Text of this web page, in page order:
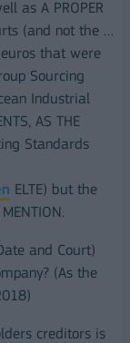
as A PROPER
(and not the …
that were
Sourcing
Industrial
AS THE
Standards
ELTE) but the
and Court)
(As the
creditors is